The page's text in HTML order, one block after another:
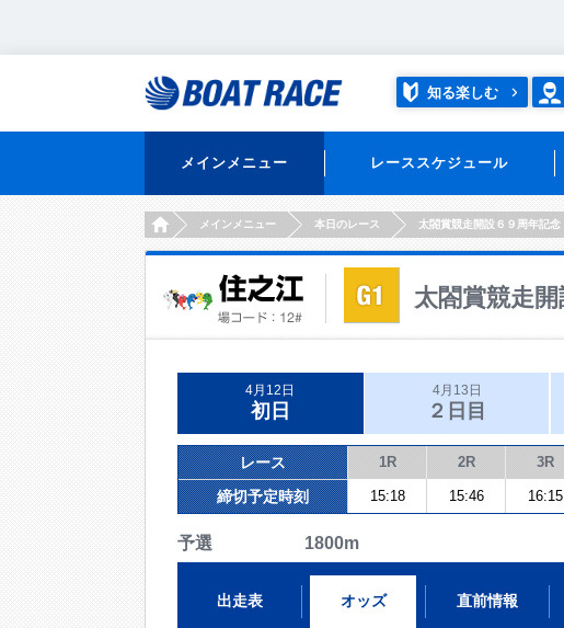
知る楽しむ
メインメニュー レーススケジュール
HOMEメインメニュー 本日のレース 太閤賞競走開設６９周年記念
太閤賞競走
4月12日
初日
4月13日
２日目
レース 1R 2R 3R
締切予定時刻 15:18 15:46 16:15
予選 1800m
出走表 オッズ 直前情報